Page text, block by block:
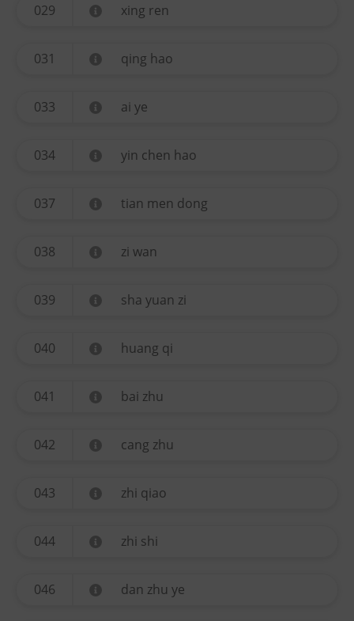
029 xing ren
031 qing hao
033 ai ye
034 yin chen hao
037 tian men dong
038 zi wan
039 sha yuan zi
040 huang qi
041 bai zhu
042 cang zhu
043 zhi qiao
044 zhi shi
046 dan zhu ye